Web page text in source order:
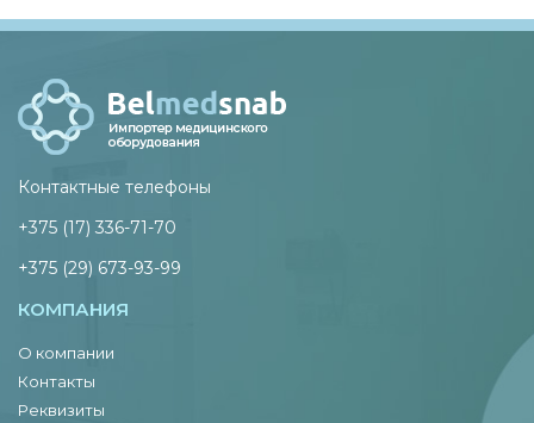
Контактные телефоны
+375 (17) 336-71-70
+375 (29) 673-93-99
КОМПАНИЯ
О компании
Контакты
Реквизиты